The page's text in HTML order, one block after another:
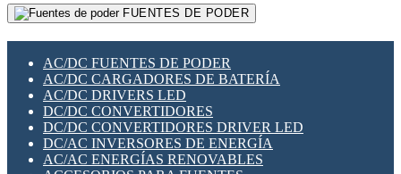
SENSORES MAGNÉTICOS
SWITCH Y MICROSWITCH
TARJETAS PI
UNIÓN Y DERIVACIÓN DE CABLE
GESTIÓN DE REDES
PLACAS MODULARES IOT
SWITCHES Y REDES WIFI
SOLUCIONES IOT
SOLUCIONES LORAWAN
SOLUCIONES RED CELULAR
SEGURIDAD PARA REDES
SWITCHES LAN
FUENTES DE PODER
AC/DC FUENTES DE PODER
AC/DC CARGADORES DE BATERÍA
AC/DC DRIVERS LED
DC/DC CONVERTIDORES
DC/DC CONVERTIDORES DRIVER LED
DC/AC INVERSORES DE ENERGÍA
AC/AC ENERGÍAS RENOVABLES